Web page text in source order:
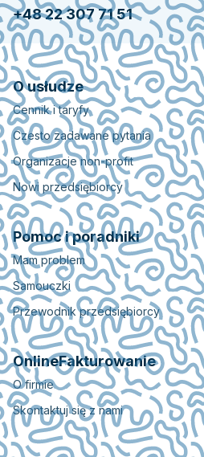
+48 22 307 71 51
O usłudze
Cennik i taryfy
Czesto zadawane pytania
Organizacje non-profit
Nowi przedsiębiorcy
Pomoc i poradniki
Mam problem
Samouczki
Przewodnik przedsiębiorcy
OnlineFakturowanie
O firmie
Skontaktuj się z nami